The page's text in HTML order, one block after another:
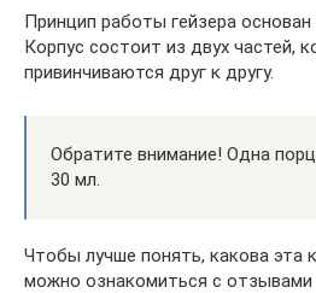
Принцип работы гейзера основан
Корпус состоит из двух частей,
привинчиваются друг к другу.
Обратите внимание! Одна
30 мл.
Чтобы лучше понять, какова эта
можно ознакомиться с отзывами